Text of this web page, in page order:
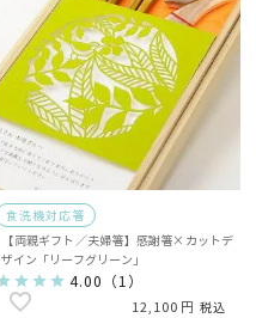
食洗機対応箸
【両親ギフト／夫婦箸】感謝箸×カットデ
ザイン「リーフグリーン」
4.00 （ 1 ）
12,100 税込